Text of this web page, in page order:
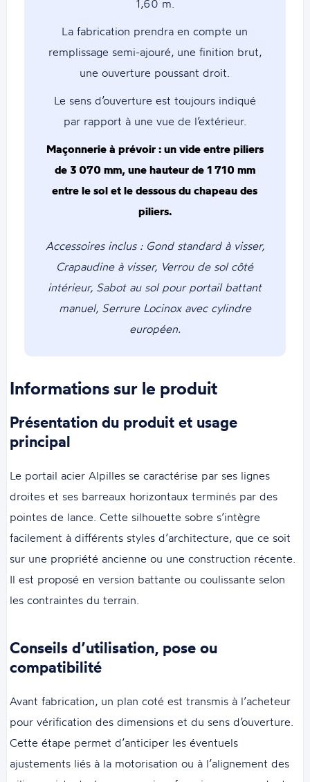
1,60 m.
La fabrication prendra en compte un
remplissage semi-ajouré, une finition brut,
une ouverture poussant droit.
Le sens d’ouverture est toujours indiqué
par rapport à une vue de l’extérieur.
Maçonnerie à prévoir : un vide entre piliers
de 3 070 mm, une hauteur de 1 710 mm
entre le sol et le dessous du chapeau des
piliers.
Accessoires inclus : Gond standard à visser,
Crapaudine à visser, Verrou de sol côté
intérieur, Sabot au sol pour portail battant
manuel, Serrure Locinox avec cylindre
européen.
Informations sur le produit
Présentation du produit et usage
principal
Le portail acier Alpilles se caractérise par ses lignes
droites et ses barreaux horizontaux terminés par des
pointes de lance. Cette silhouette sobre s’intègre
facilement à différents styles d’architecture, que ce soit
sur une propriété ancienne ou une construction récente.
Il est proposé en version battante ou coulissante selon
les contraintes du terrain.
Conseils d’utilisation, pose ou
compatibilité
Avant fabrication, un plan coté est transmis à l’acheteur
pour vérification des dimensions et du sens d’ouverture.
Cette étape permet d’anticiper les éventuels
ajustements liés à la motorisation ou à l’alignement des